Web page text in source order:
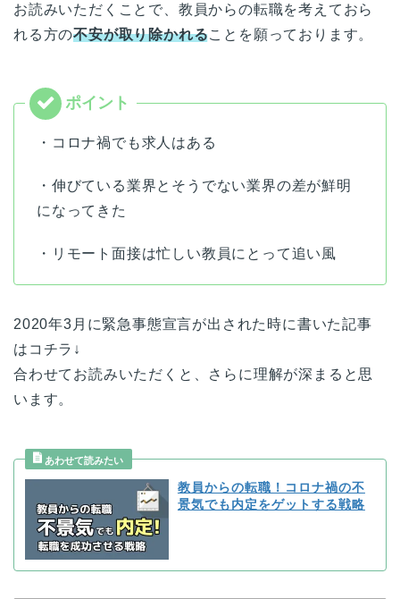
お読みいただくことで、教員からの転職を考えておら
れる方の不安が取り除かれることを願っております。
・コロナ禍でも求人はある
・伸びている業界とそうでない業界の差が鮮明
になってきた
・リモート面接は忙しい教員にとって追い風
2020年3月に緊急事態宣言が出された時に書いた記事
はコチラ↓
合わせてお読みいただくと、さらに理解が深まると思
います。
教員からの転職！コロナ禍の不
景気でも内定をゲットする戦略